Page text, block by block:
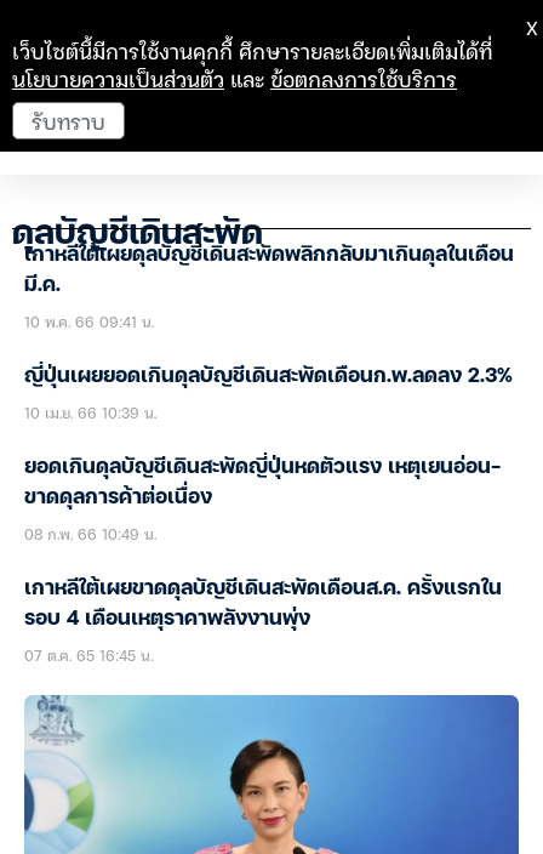
ดุลบัญชีเดินสะพัด
เกาหลีใต้เผยดุลบัญชีเดินสะพัดพลิกกลับมาเกินดุลในเดือน
มี.ค.
10 พ.ค. 66 09:41 น.
ญี่ปุ่นเผยยอดเกินดุลบัญชีเดินสะพัดเดือนก.พ.ลดลง 2.3%
10 เม.ย. 66 10:39 น.
ยอดเกินดุลบัญชีเดินสะพัดญี่ปุ่นหดตัวแรง เหตุเยนอ่อน-
ขาดดุลการค้าต่อเนื่อง
08 ก.พ. 66 10:49 น.
เกาหลีใต้เผยขาดดุลบัญชีเดินสะพัดเดือนส.ค. ครั้งแรกใน
รอบ 4 เดือนเหตุราคาพลังงานพุ่ง
07 ต.ค. 65 16:45 น.
เว็บไซต์นี้มีการใช้งานคุกกี้ ศึกษารายละเอียดเพิ่มเติมได้ที่
นโยบายความเป็นส่วนตัว และข้อตกลงการใช้บริการ
รับทราบ
X